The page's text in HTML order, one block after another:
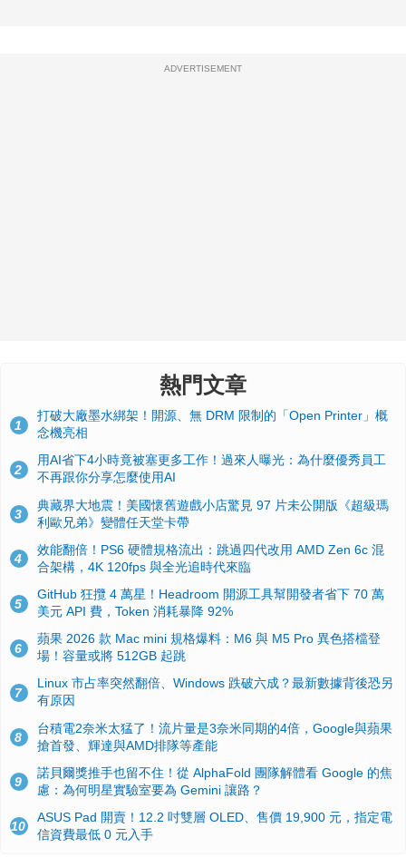
ADVERTISEMENT
熱門文章
1
打破大廠墨水綁架！開源、無 DRM 限制的「Open Printer」概
念機亮相
2
用AI省下4小時竟被塞更多工作！過來人曝光：為什麼優秀員工
不再跟你分享怎麼使用AI
3
典藏界大地震！美國懷舊遊戲小店驚見 97 片未公開版《超級瑪
利歐兄弟》變體任天堂卡帶
4
效能翻倍！PS6 硬體規格流出：跳過四代改用 AMD Zen 6c 混
合架構，4K 120fps 與全光追時代來臨
5
GitHub 狂攬 4 萬星！Headroom 開源工具幫開發者省下 70 萬
美元 API 費，Token 消耗暴降 92%
6
蘋果 2026 款 Mac mini 規格爆料：M6 與 M5 Pro 異色搭檔登
場！容量或將 512GB 起跳
7
Linux 市占率突然翻倍、Windows 跌破六成？最新數據背後恐另
有原因
8
台積電2奈米太猛了！流片量是3奈米同期的4倍，Google與蘋果
搶首發、輝達與AMD排隊等產能
9
諾貝爾獎推手也留不住！從 AlphaFold 團隊解體看 Google 的焦
慮：為何明星實驗室要為 Gemini 讓路？
10
ASUS Pad 開賣！12.2 吋雙層 OLED、售價 19,900 元，指定電
信資費最低 0 元入手